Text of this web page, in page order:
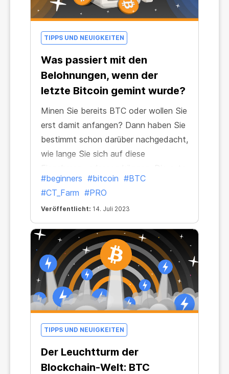
TIPPS UND NEUIGKEITEN
Was passiert mit den
Belohnungen, wenn der
letzte Bitcoin gemint wurde?
Minen Sie bereits BTC oder wollen Sie
erst damit anfangen? Dann haben Sie
bestimmt schon darüber nachgedacht,
wie lange Sie sich auf diese
Nachricht ist, dass die Belohnungen
erhalten bleiben! Praktisch für immer,
auch nachdem der letzte BTC gemint
wurde.
#beginners #bitcoin #BTC
#CT_Farm #PRO
Veröffentlicht: 14. Juli 2023
TIPPS UND NEUIGKEITEN
Der Leuchtturm der
Blockchain-Welt: BTC